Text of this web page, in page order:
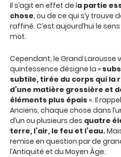
Il s’agit en effet de la partie
chose, ou de ce qui s’y trouve
raffiné. C’est aujourd’hui le
mot.
Cependant, le Grand Larousse
quintessence désigne la «
subtile, tirée du corps qui la
d’une matière grossière et
éléments plus épais ». Il
Anciens, chaque chose dans
d’un ou plusieurs des quatre
terre, l’air, le feu et l’eau.
remise en question par de
l’Antiquité et du Moyen Âge.